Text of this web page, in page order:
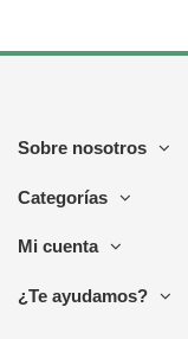
Sobre nosotros
Categorías
Mi cuenta
¿Te ayudamos?